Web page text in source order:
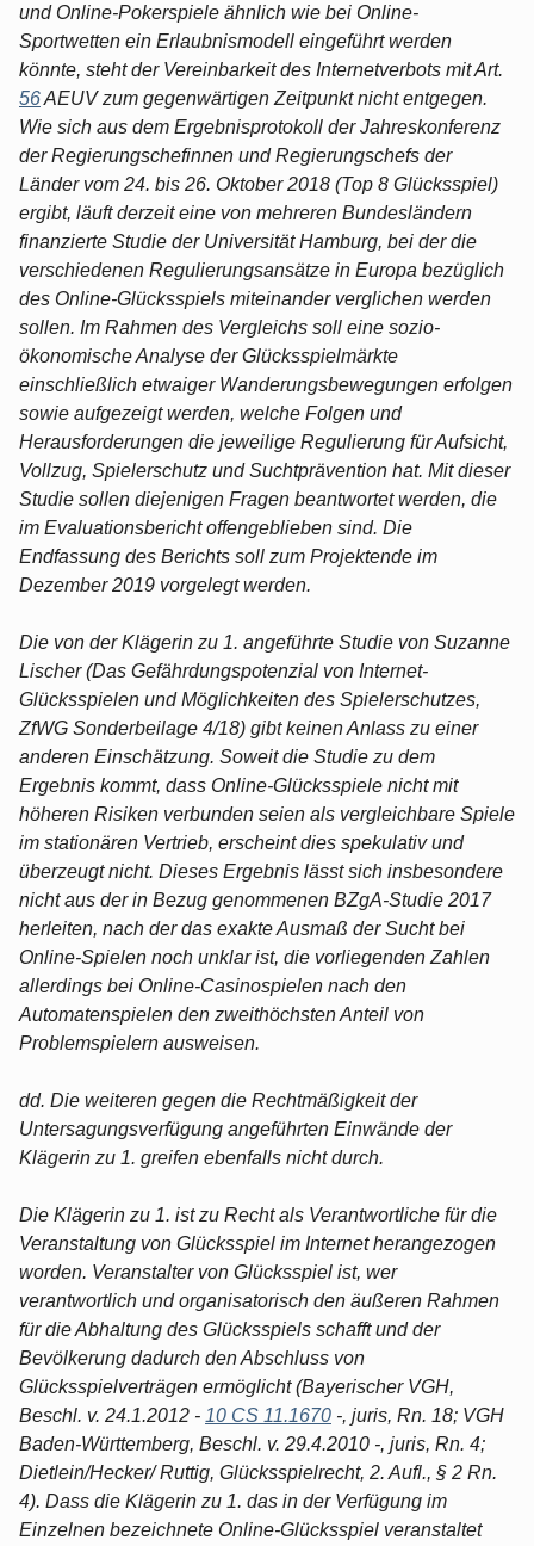
und Online-Pokerspiele ähnlich wie bei Online-
Sportwetten ein Erlaubnismodell eingeführt werden
könnte, steht der Vereinbarkeit des Internetverbots mit Art.
56AEUV zum gegenwärtigen Zeitpunkt nicht entgegen.
Wie sich aus dem Ergebnisprotokoll der Jahreskonferenz
der Regierungschefinnen und Regierungschefs der
Länder vom 24. bis 26. Oktober 2018 (Top 8 Glücksspiel)
ergibt, läuft derzeit eine von mehreren Bundesländern
finanzierte Studie der Universität Hamburg, bei der die
verschiedenen Regulierungsansätze in Europa bezüglich
des Online-Glücksspiels miteinander verglichen werden
sollen. Im Rahmen des Vergleichs soll eine sozio-
ökonomische Analyse der Glücksspielmärkte
einschließlich etwaiger Wanderungsbewegungen erfolgen
sowie aufgezeigt werden, welche Folgen und
Herausforderungen die jeweilige Regulierung für Aufsicht,
Vollzug, Spielerschutz und Suchtprävention hat. Mit dieser
Studie sollen diejenigen Fragen beantwortet werden, die
im Evaluationsbericht offengeblieben sind. Die
Endfassung des Berichts soll zum Projektende im
Dezember 2019 vorgelegt werden.
Die von der Klägerin zu 1. angeführte Studie von Suzanne
Lischer (Das Gefährdungspotenzial von Internet-
Glücksspielen und Möglichkeiten des Spielerschutzes,
ZfWG Sonderbeilage 4/18) gibt keinen Anlass zu einer
anderen Einschätzung. Soweit die Studie zu dem
Ergebnis kommt, dass Online-Glücksspiele nicht mit
höheren Risiken verbunden seien als vergleichbare Spiele
im stationären Vertrieb, erscheint dies spekulativ und
überzeugt nicht. Dieses Ergebnis lässt sich insbesondere
nicht aus der in Bezug genommenen BZgA-Studie 2017
herleiten, nach der das exakte Ausmaß der Sucht bei
Online-Spielen noch unklar ist, die vorliegenden Zahlen
allerdings bei Online-Casinospielen nach den
Automatenspielen den zweithöchsten Anteil von
Problemspielern ausweisen.
dd. Die weiteren gegen die Rechtmäßigkeit der
Untersagungsverfügung angeführten Einwände der
Klägerin zu 1. greifen ebenfalls nicht durch.
Die Klägerin zu 1. ist zu Recht als Verantwortliche für die
Veranstaltung von Glücksspiel im Internet herangezogen
worden. Veranstalter von Glücksspiel ist, wer
verantwortlich und organisatorisch den äußeren Rahmen
für die Abhaltung des Glücksspiels schafft und der
Bevölkerung dadurch den Abschluss von
Glücksspielverträgen ermöglicht (Bayerischer VGH,
Beschl. v. 24.1.2012 - 10 CS 11.1670 -, juris, Rn. 18; VGH
Baden-Württemberg, Beschl. v. 29.4.2010 -, juris, Rn. 4;
Dietlein/Hecker/ Ruttig, Glücksspielrecht, 2. Aufl., § 2 Rn.
4). Dass die Klägerin zu 1. das in der Verfügung im
Einzelnen bezeichnete Online-Glücksspiel veranstaltet